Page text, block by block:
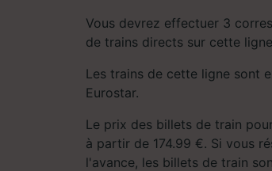
Vous devrez effectuer 3
de trains directs sur cette
Les trains de cette ligne sont
Eurostar.
Le prix des billets de train
à partir de 174.99 €. Si vous
l'avance, les billets de train